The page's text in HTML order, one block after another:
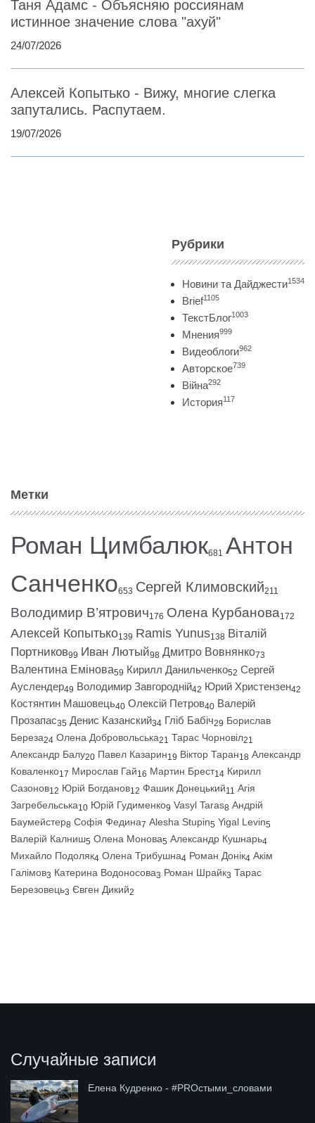
Таня Адамс - Объясняю россиянам
истинное значение слова "ахуй"
24/07/2026
Алексей Копытько - Вижу, многие слегка
запутались. Распутаем.
19/07/2026
Рубрики
Новини та Дайджести1534
Brief1105
ТекстБлог1003
Мнения999
Видеоблоги962
Авторское739
Війна292
История117
Метки
Роман Цимбалюк681 Антон
Санченко653 Сергей Климовский211
Володимир В’ятрович176 Олена Курбанова172
Алексей Копытько139 Ramis Yunus138 Віталій
Портников99 Иван Лютый98 Дмитро Вовнянко73
Валентина Емінова59 Кирилл Данильченко52 Сергей
Ауслендер49 Володимир Завгородній42 Юрий Христензен42
Костянтин Машовець40 Олексій Петров40 Валерій
Прозапас35 Денис Казанский34 Гліб Бабіч29 Борислав
Береза24 Олена Добровольська21 Тарас Чорновіл21
Александр Балу20 Павел Казарин19 Віктор Таран18 Александр
Коваленко17 Мирослав Гай16 Мартин Брест14 Кирилл
Сазонов12 Юрій Богданов12 Фашик Донецький11 Агія
Загребельська10 Юрій Гудименко9 Vasyl Taras8 Андрій
Баумейстер8 Софія Федина7 Alesha Stupin5 Yigal Levin5
Валерій Калниш5 Олена Монова5 Александр Кушнарь4
Михайло Подоляк4 Олена Трибушна4 Роман Донік4 Акім
Галімов3 Катерина Водоносова3 Роман Шрайк3 Тарас
Березовець3 Євген Дикий2
Случайные записи
Елена Кудренко - #PROстыми_словами